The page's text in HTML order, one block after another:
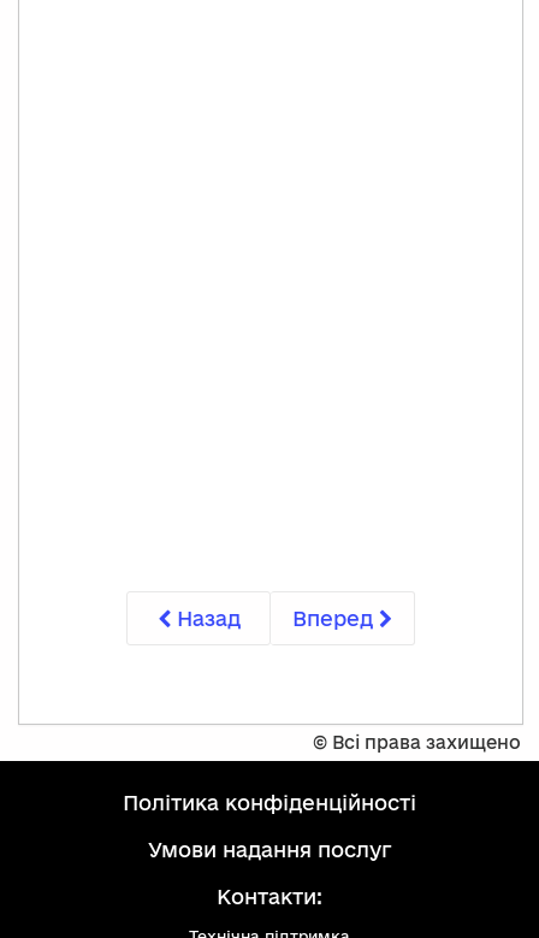
Назад Вперед
© Всі права захищено
політика конфіденційності
умови надання послуг
Контакти: